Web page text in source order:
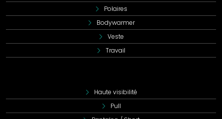
Polaires
Bodywarmer
Veste
Travail
Haute visibilité
Pull